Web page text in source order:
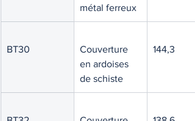
métal ferreux
BT30
Couverture
en ardoises
de schiste
144,3